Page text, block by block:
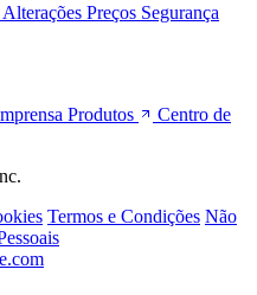
Preços Segurança
Produtos
Centro de
Termos e Condições Não